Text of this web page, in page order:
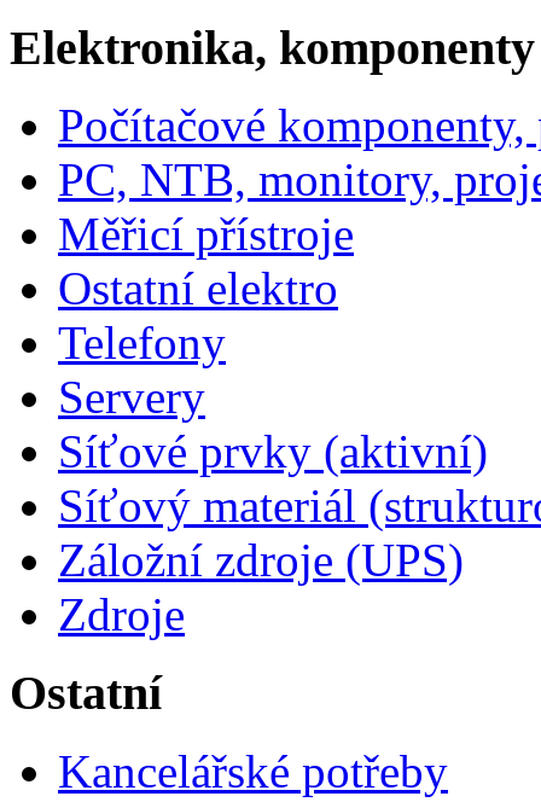
Elektronika, komponenty
Počítačové
PC, NTB, monitory,
Měřicí přístroje
Ostatní elektro
Telefony
Servery
Síťové prvky (aktivní)
Síťový materiál
Záložní zdroje (UPS)
Zdroje
Ostatní
Kancelářské potřeby